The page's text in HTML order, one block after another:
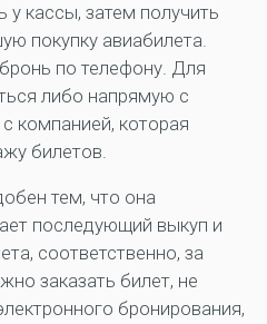
у кассы, затем получить
покупку авиабилета.
по телефону. Для
либо напрямую с
компанией, которая
билетов.
тем, что она
последующий выкуп и
соответственно, за
заказать билет, не
бронирования,